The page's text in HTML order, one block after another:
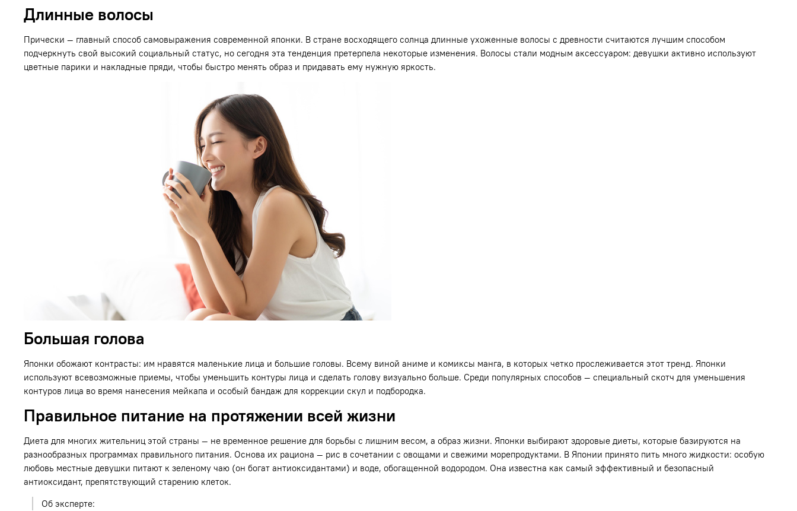
Длинные волосы
Прически — главный способ самовыражения современной японки. В стране восходящего солнца длинные ухоженные волосы с древности считаются лучшим способом
подчеркнуть свой высокий социальный статус, но сегодня эта тенденция претерпела некоторые изменения. Волосы стали модным аксессуаром: девушки активно используют
цветные парики и накладные пряди, чтобы быстро менять образ и придавать ему нужную яркость.
Большая голова
Японки обожают контрасты: им нравятся маленькие лица и большие головы. Всему виной аниме и комиксы манга, в которых четко прослеживается этот тренд. Японки
используют всевозможные приемы, чтобы уменьшить контуры лица и сделать голову визуально больше. Среди популярных способов — специальный скотч для уменьшения
контуров лица во время нанесения мейкапа и особый бандаж для коррекции скул и подбородка.
Правильное питание на протяжении всей жизни
Диета для многих жительниц этой страны — не временное решение для борьбы с лишним весом, а образ жизни. Японки выбирают здоровые диеты, которые базируются на
разнообразных программах правильного питания. Основа их рациона — рис в сочетании с овощами и свежими морепродуктами. В Японии принято пить много жидкости: особую
любовь местные девушки питают к зеленому чаю (он богат антиоксидантами) и воде, обогащенной водородом. Она известна как самый эффективный и безопасный
антиоксидант, препятствующий старению клеток.
Об эксперте: